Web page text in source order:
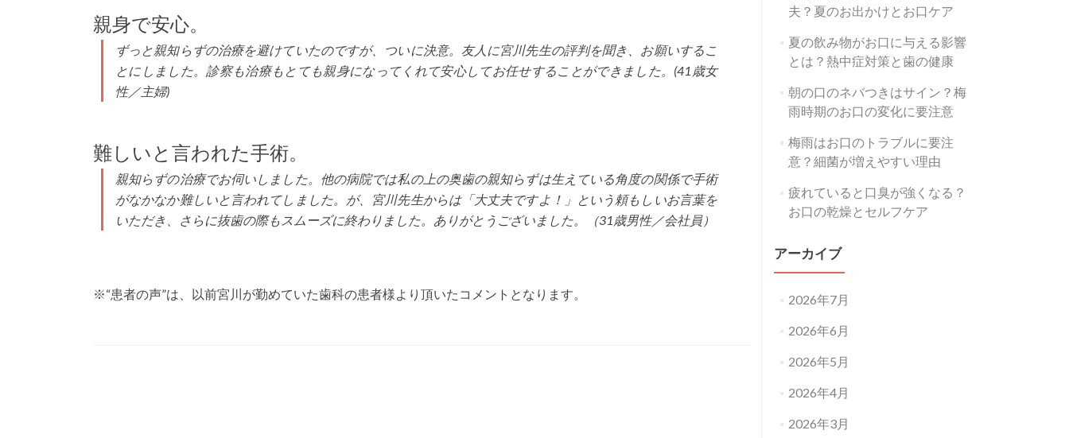
親身で安心。
ずっと親知らずの治療を避けていたのですが、ついに決意。友人に宮川先生の評判を聞き、お願いするこ
とにしました。診察も治療もとても親身になってくれて安心してお任せすることができました。(41歳女
性／主婦)
難しいと言われた手術。
親知らずの治療でお伺いしました。他の病院では私の上の奥歯の親知らずは生えている角度の関係で手術
がなかなか難しいと言われてしました。が、宮川先生からは「大丈夫ですよ！」という頼もしいお言葉を
いただき、さらに抜歯の際もスムーズに終わりました。ありがとうございました。（31歳男性／会社員）
※“患者の声”は、以前宮川が勤めていた歯科の患者様より頂いたコメントとなります。
夫？夏のお出かけとお口ケア
夏の飲み物がお口に与える影響
とは？熱中症対策と歯の健康
朝の口のネバつきはサイン？梅
雨時期のお口の変化に要注意
梅雨はお口のトラブルに要注
意？細菌が増えやすい理由
疲れていると口臭が強くなる？
お口の乾燥とセルフケア
アーカイブ
2026年7月
2026年6月
2026年5月
2026年4月
2026年3月